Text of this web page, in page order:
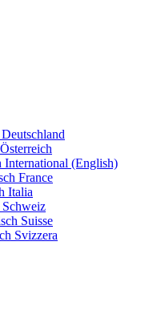
Deutschland
Österreich
International (English)
France
Italia
Schweiz
Suisse
Svizzera